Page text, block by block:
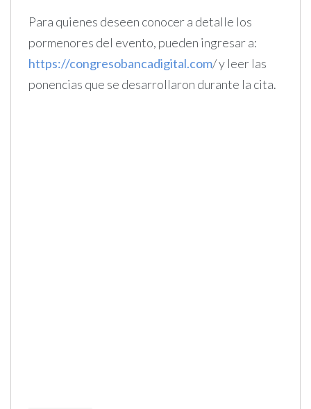
Para quienes deseen conocer a detalle los
pormenores del evento, pueden ingresar a:
https://congresobancadigital.com/ y leer las
ponencias que se desarrollaron durante la cita.